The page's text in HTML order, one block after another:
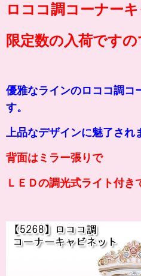
ロココ調コーナー
限定数の入荷ですの
優雅なラインのロココ調コ
す。
上品なデザインに魅了され
背面はミラー張りで
ＬＥＤの調光式ライト付き